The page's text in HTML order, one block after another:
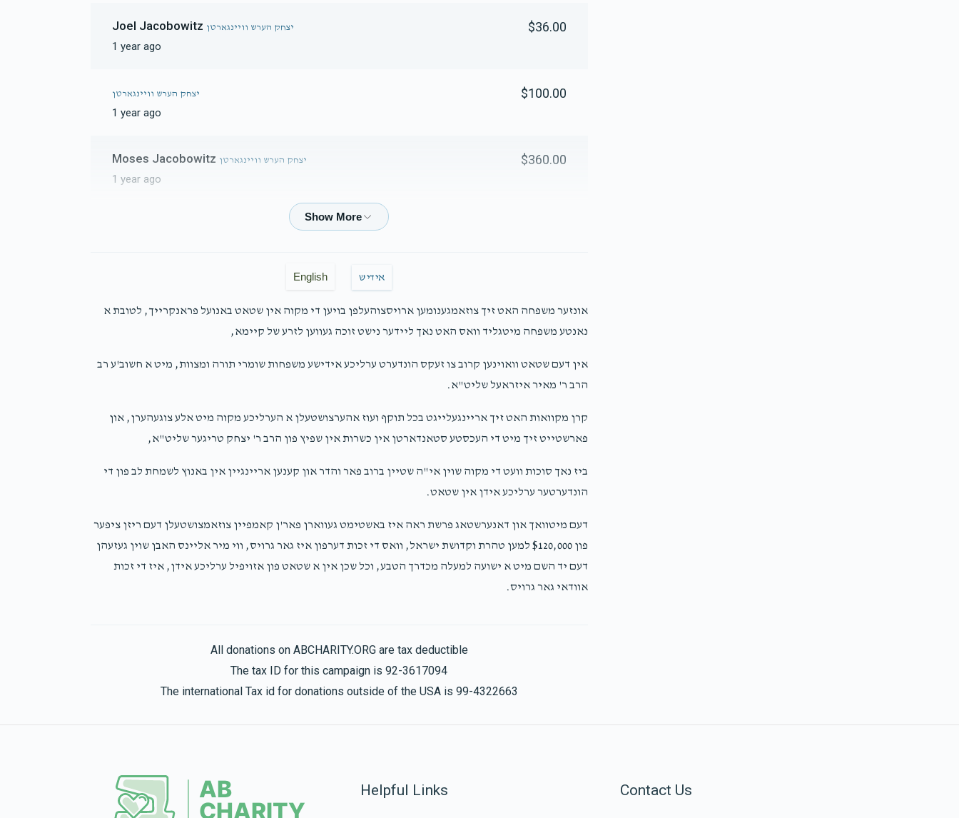
Joel Jacobowitz יצחק הערש וויינגארטן
1 year ago
$36.00
יצחק הערש וויינגארטן
1 year ago
$100.00
Moses Jacobowitz יצחק הערש וויינגארטן
1 year ago
$360.00
יצחק הערש וויינגארטן
1 year ago
English אידיש
אונזער משפחה האט זיך צוזאמגענומען ארויסצוהעלפן בויען די מקוה אין שטאט באנועל פראנקרייך, לטובת א
נאנטע משפחה מיטגליד וואס האט נאך ליידער נישט זוכה געווען לזרע של קיימא,
אין דעם שטאט וואוינען קרוב צו זעקס הונדערט ערליכע אידישע משפחות שומרי תורה ומצוות, מיט א חשוב'ע רב
הרב ר' מאיר איזראעל שליט"א.
קרן מקוואות האט זיך אריינגעלייגט בכל תוקף ועוז אהערצושטעלן א הערליכע מקוה מיט אלע צוגעהערן, און
פארשטייט זיך מיט די העכסטע סטאנדארטן אין כשרות אין שפיץ פון הרב ר' יצחק טריגער שליט"א,
ביז נאך סוכות וועט די מקוה שוין אי"ה שטיין ברוב פאר והדר און קענען אריינגיין אין באנוץ לשמחת לב פון די
הונדערטער ערליכע אידן אין שטאט.
דעם מיטוואך און דאנערשטאג פרשת ראה איז באשטימט געווארן פאר'ן קאמפיין צוזאמצושטעלן דעם ריזן ציפער
פון $120,000 למען טהרת וקדושת ישראל, וואס די זכות דערפון איז גאר גרויס, ווי מיר אליינס האבן שוין געזעהן
דעם יד השם מיט א ישועה למעלה מכדרך הטבע, וכל שכן אין א שטאט פון אזויפיל ערליכע אידן, איז די זכות
אוודאי גאר גרויס.
All donations on ABCHARITY.ORG are tax deductible
The tax ID for this campaign is 92-3617094
The international Tax id for donations outside of the USA is 99-4322663
Helpful Links Contact Us